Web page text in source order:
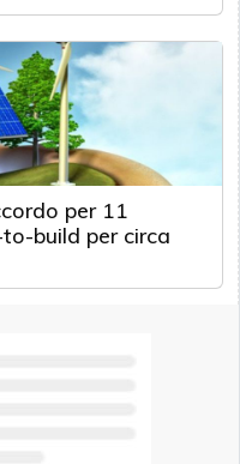
per 11
build per circa